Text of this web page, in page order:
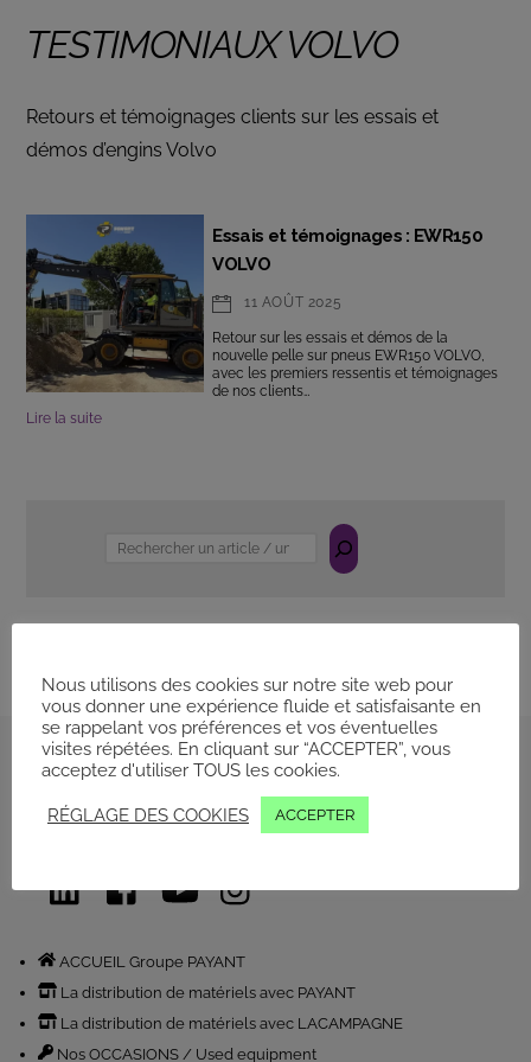
TESTIMONIAUX VOLVO
Retours et témoignages clients sur les essais et
démos d’engins Volvo
Essais et témoignages : EWR150
VOLVO
11 AOÛT 2025
Retour sur les essais et démos de la
nouvelle pelle sur pneus EWR150 VOLVO,
avec les premiers ressentis et témoignages
de nos clients…
Lire la suite
Rechercher
Back
top
Conditions générales
ACCUEIL Groupe PAYANT
La distribution de matériels avec PAYANT
La distribution de matériels avec LACAMPAGNE
Nos OCCASIONS / Used equipment
Nous utilisons des cookies sur notre site web pour
vous donner une expérience fluide et satisfaisante en
se rappelant vos préférences et vos éventuelles
visites répétées. En cliquant sur “ACCEPTER”, vous
acceptez d'utiliser TOUS les cookies.
RÉGLAGE DES COOKIES ACCEPTER